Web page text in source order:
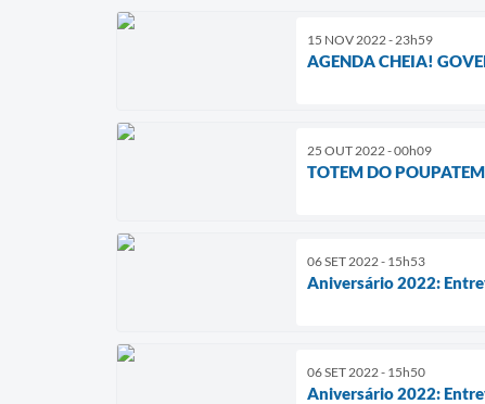
15 NOV 2022 - 23h59
AGENDA CHEIA!
25 OUT 2022 - 00h09
TOTEM DO
06 SET 2022 - 15h53
Aniversário 2022:
06 SET 2022 - 15h50
Aniversário 2022: